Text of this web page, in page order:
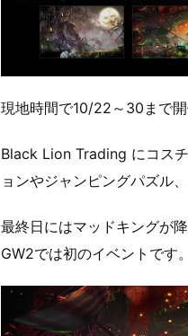
現地時間で10/22～30まで開
Black Lion Trading にコス
ョンやジャンピングパズル
最終日にはマッドキングが
GW2では初のイベントです